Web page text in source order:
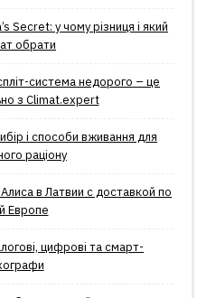
Secret: у чому різниця і який
обрати
система недорого – це
з Climat.еxpert
і способи вживання для
раціону
в Латвии с доставкой по
Европе
цифрові та смарт-